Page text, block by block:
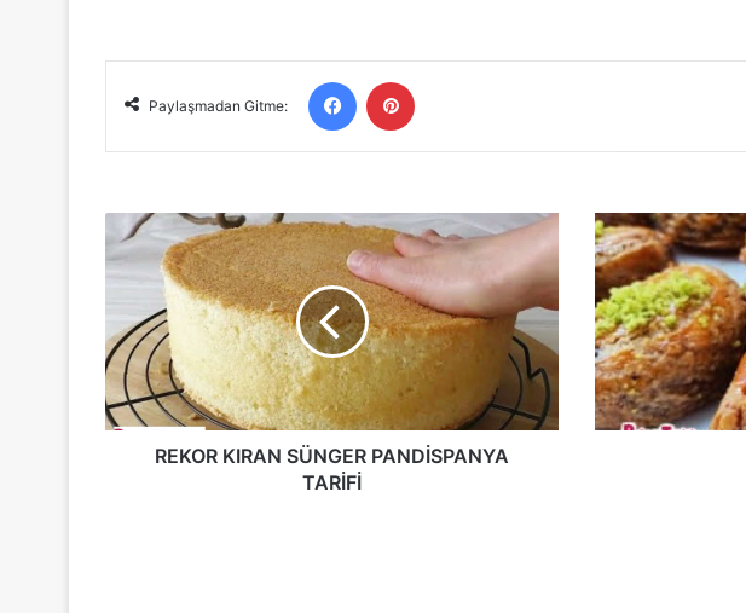
Paylaşmadan Gitme:
Facebook
REKOR
KIRAN
SÜNGER
PANDİSPANYA
TARİFİ
REKOR KIRAN SÜNGER PANDİSPANYA
TARİFİ
Cevizli
Ay
Tatlısı